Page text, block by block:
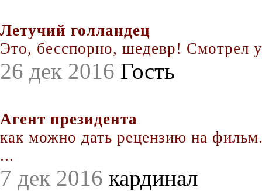
Летучий голландец
Это, бесспорно, шедевр! Смотрел
26 дек 2016 Гость
Агент президента
как можно дать рецензию на
...
7 дек 2016 кардинал